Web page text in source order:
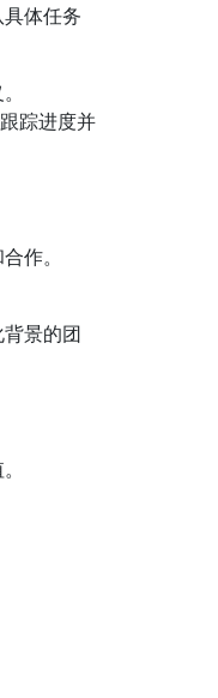
体任务
踪进度并
作。
景的团